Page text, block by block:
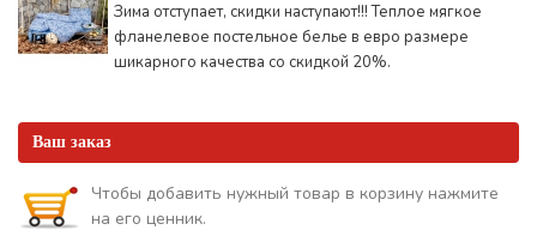
Зима отступает, скидки наступают!!! Теплое мягкое
фланелевое постельное белье в евро размере
шикарного качества со скидкой 20%.
Ваш заказ
Чтобы добавить нужный товар в корзину нажмите
на его ценник.